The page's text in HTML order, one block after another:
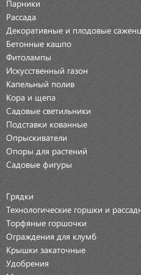
Парники
Рассада
Декоративные и плодовые
Бетонные кашпо
Фитолампы
Искусственный газон
Капельный полив
Кора и щепа
Садовые светильники
Подставки кованные
Опрыскиватели
Опоры для растений
Садовые фигуры
Грядки
Технологические горшки и
Торфяные горшочки
Ограждения для клумб
Крышки закаточные
Удобрения